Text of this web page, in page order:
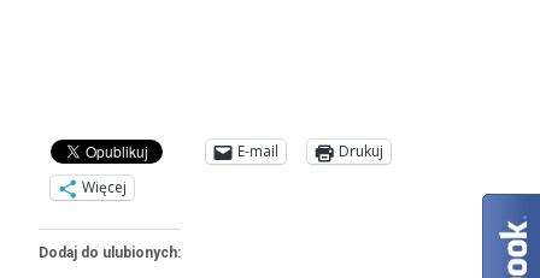
E-mail
Drukuj
Więcej
Dodaj do ulubionych: